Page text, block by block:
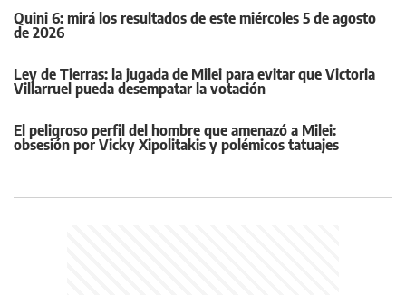
Quini 6: mirá los resultados de este miércoles 5 de agosto
de 2026
Ley de Tierras: la jugada de Milei para evitar que Victoria
Villarruel pueda desempatar la votación
El peligroso perfil del hombre que amenazó a Milei:
obsesión por Vicky Xipolitakis y polémicos tatuajes